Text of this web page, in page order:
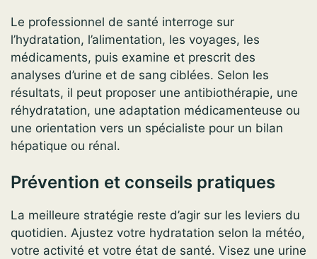
Le professionnel de santé interroge sur
l’hydratation, l’alimentation, les voyages, les
médicaments, puis examine et prescrit des
analyses d’urine et de sang ciblées. Selon les
résultats, il peut proposer une antibiothérapie, une
réhydratation, une adaptation médicamenteuse ou
une orientation vers un spécialiste pour un bilan
hépatique ou rénal.
Prévention et conseils pratiques
La meilleure stratégie reste d’agir sur les leviers du
quotidien. Ajustez votre hydratation selon la météo,
votre activité et votre état de santé. Visez une urine